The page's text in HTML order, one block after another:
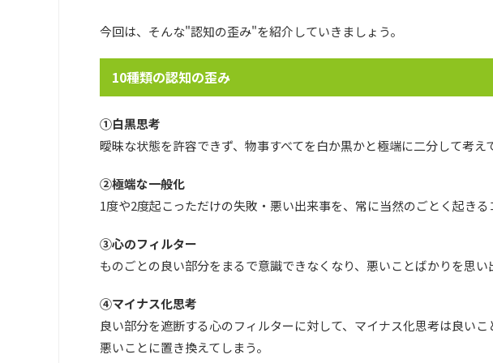
今回は、そんな"認知の歪み"を紹介していきましょう。
10種類の認知の歪み
①白黒思考
曖昧な状態を許容できず、物事すべてを白か黒かと極端に二分して考え
②極端な一般化
1度や2度起こっただけの失敗・悪い出来事を、常に当然のごとく起きる
③心のフィルター
ものごとの良い部分をまるで意識できなくなり、悪いことばかりを思い
④マイナス化思考
良い部分を遮断する心のフィルターに対して、マイナス化思考は良い
悪いことに置き換えてしまう。